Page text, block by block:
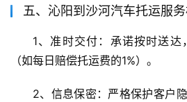
五、沁阳到沙河汽车托运服
1、准时交付：承诺按时送
（如每日赔偿托运费的1%）。
2、信息保密：严格保护客户